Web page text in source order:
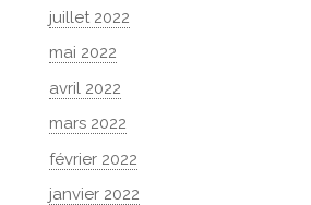
juillet 2022
mai 2022
avril 2022
mars 2022
février 2022
janvier 2022